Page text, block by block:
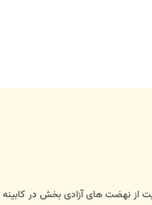
نهضت های آزادی بخش در کابینه